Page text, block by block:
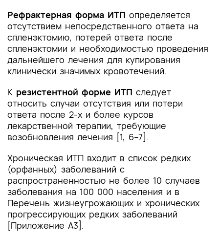
Рефрактерная форма ИТП определяется
отсутствием непосредственного ответа на
спленэктомию, потерей ответа после
спленэктомии и необходимостью проведения
дальнейшего лечения для купирования
клинически значимых кровотечений.
К резистентной форме ИТП следует
относить случаи отсутствия или потери
ответа после 2-х и более курсов
лекарственной терапии, требующие
возобновления лечения [1, 6–7].
Хроническая ИТП входит в список редких
(орфанных) заболеваний с
распространенностью не более 10 случаев
заболевания на 100 000 населения и в
Перечень жизнеугрожающих и хронических
прогрессирующих редких заболеваний
[Приложение А3].